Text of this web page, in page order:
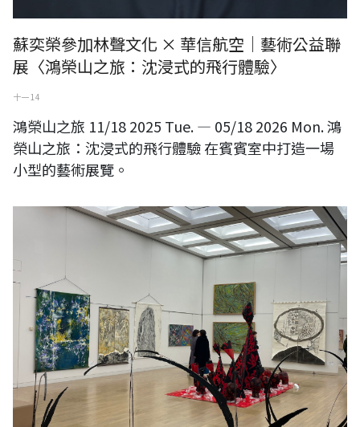
蘇奕榮參加林聲文化 × 華信航空｜藝術公益聯
展〈鴻榮山之旅：沈浸式的飛行體驗〉
十一 14
鴻榮山之旅 11/18 2025 Tue. — 05/18 2026 Mon. 鴻
榮山之旅：沈浸式的飛行體驗 在賓賓室中打造一場
小型的藝術展覽。